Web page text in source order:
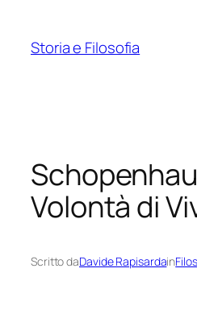
contenuto
Storia e Filosofia
Volontà di
Scritto daDavide Rapisardain